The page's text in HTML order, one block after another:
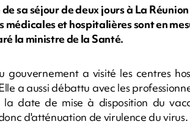
sa séjour de deux jours à La
médicales et hospitalières sont en
la ministre de la Santé.
a visité les centres
a aussi débattu avec les
date de mise à disposition du
d'atténuation de virulence du virus.